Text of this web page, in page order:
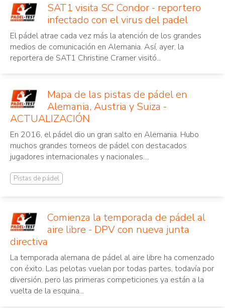
SAT1 visita SC Condor - reportero
infectado con el virus del padel
El pádel atrae cada vez más la atención de los grandes
medios de comunicación en Alemania. Así, ayer, la
reportera de SAT1 Christine Cramer visitó...
Mapa de las pistas de pádel en
Alemania, Austria y Suiza -
ACTUALIZACIÓN
En 2016, el pádel dio un gran salto en Alemania. Hubo
muchos grandes torneos de pádel con destacados
jugadores internacionales y nacionales....
Pistas de pádel
Comienza la temporada de pádel al
aire libre - DPV con nueva junta
directiva
La temporada alemana de pádel al aire libre ha comenzado
con éxito. Las pelotas vuelan por todas partes, todavía por
diversión, pero las primeras competiciones ya están a la
vuelta de la esquina...